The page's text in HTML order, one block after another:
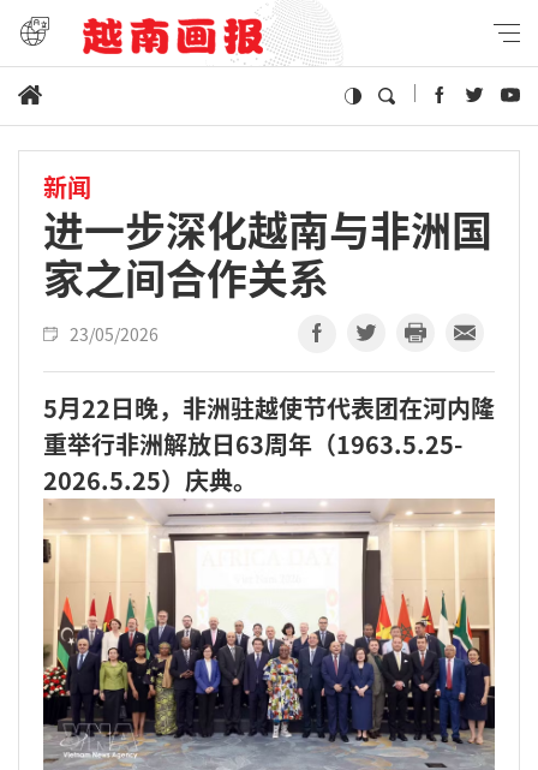
新闻
进一步深化越南与非洲国
家之间合作关系
23/05/2026
5月22日晚，非洲驻越使节代表团在河内隆
重举行非洲解放日63周年（1963.5.25-
2026.5.25）庆典。